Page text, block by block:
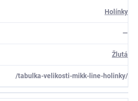
Holínky
—
Žlutá
/tabulka-velikosti-mikk-line-holinky/